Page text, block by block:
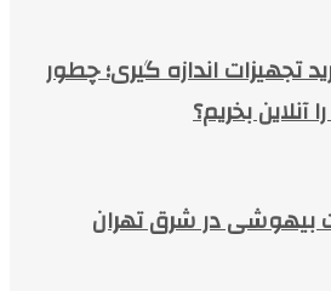
تجهیزات اندازه گیری؛ چطور
آنلاین بخریم؟
بیهوشی در شرق تهران